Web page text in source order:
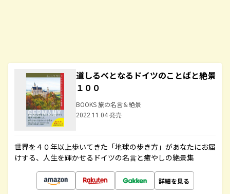
道しるべとなるドイツのことばと絶景
１００
BOOKS 旅の名言＆絶景
2022.11.04 発売
世界を４０年以上歩いてきた「地球の歩き方」があなたにお届
けする、人生を輝かせるドイツの名言と癒やしの絶景集
詳細を見る